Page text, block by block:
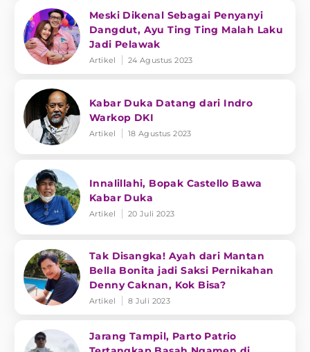
Meski Dikenal Sebagai Penyanyi
Dangdut, Ayu Ting Ting Malah Laku
Jadi Pelawak
Artikel 24 Agustus 2023
Kabar Duka Datang dari Indro
Warkop DKI
Artikel 18 Agustus 2023
Innalillahi, Bopak Castello Bawa
Kabar Duka
Artikel 20 Juli 2023
Tak Disangka! Ayah dari Mantan
Bella Bonita jadi Saksi Pernikahan
Denny Caknan, Kok Bisa?
Artikel 8 Juli 2023
Jarang Tampil, Parto Patrio